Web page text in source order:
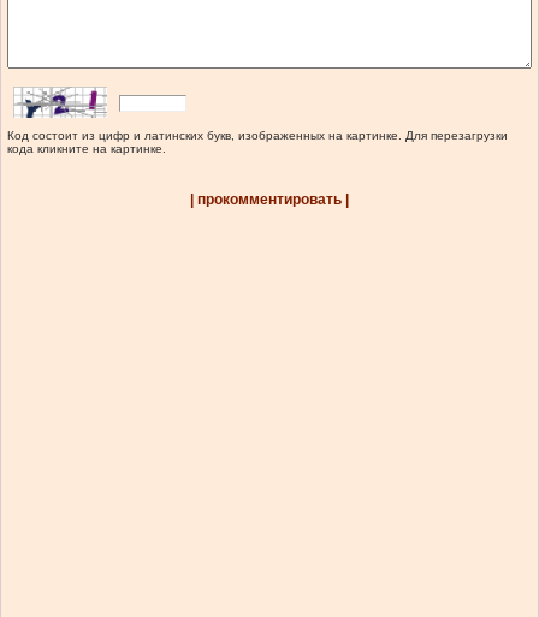
Код состоит из цифр и латинских букв, изображенных на картинке. Для перезагрузки
кода кликните на картинке.
| прокомментировать |